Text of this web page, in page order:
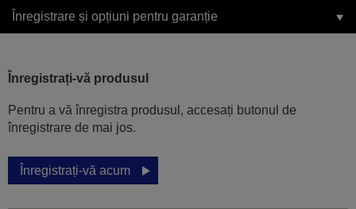
Înregistrare și opțiuni pentru garanție
Înregistrați-vă produsul
Pentru a vă înregistra produsul, accesați butonul de
înregistrare de mai jos.
Înregistrați-vă acum